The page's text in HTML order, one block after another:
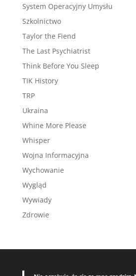
System Operacyjny Umysłu
Szkolnictwo
Taylor the Fiend
The Last Psychiatrist
Think Before You Sleep
TIK History
TRP
Ukraina
Whine More Please
Whisper
Wojna Informacyjna
Wychowanie
Wygląd
Wywiady
Zdrowie